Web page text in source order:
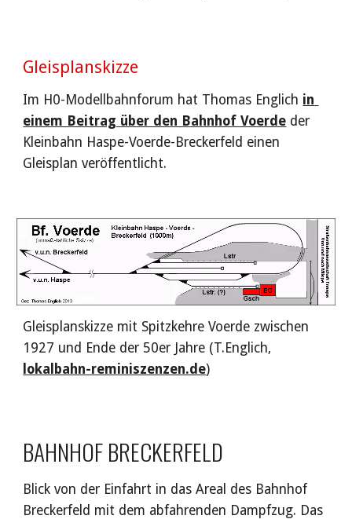
Gleisplanskizze
Im H0-Modellbahnforum hat Thomas Englich in
einem Beitrag über den Bahnhof Voerde der
Kleinbahn Haspe-Voerde-Breckerfeld einen
Gleisplan veröffentlicht.
Gleisplanskizze mit Spitzkehre Voerde zwischen
lokalbahn-reminiszenzen.de)
BAHNHOF BRECKERFELD
Blick von der Einfahrt in das Areal des Bahnhof
Breckerfeld mit dem abfahrenden Dampfzug. Das